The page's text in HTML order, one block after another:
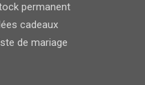
permanent
cadeaux
de mariage